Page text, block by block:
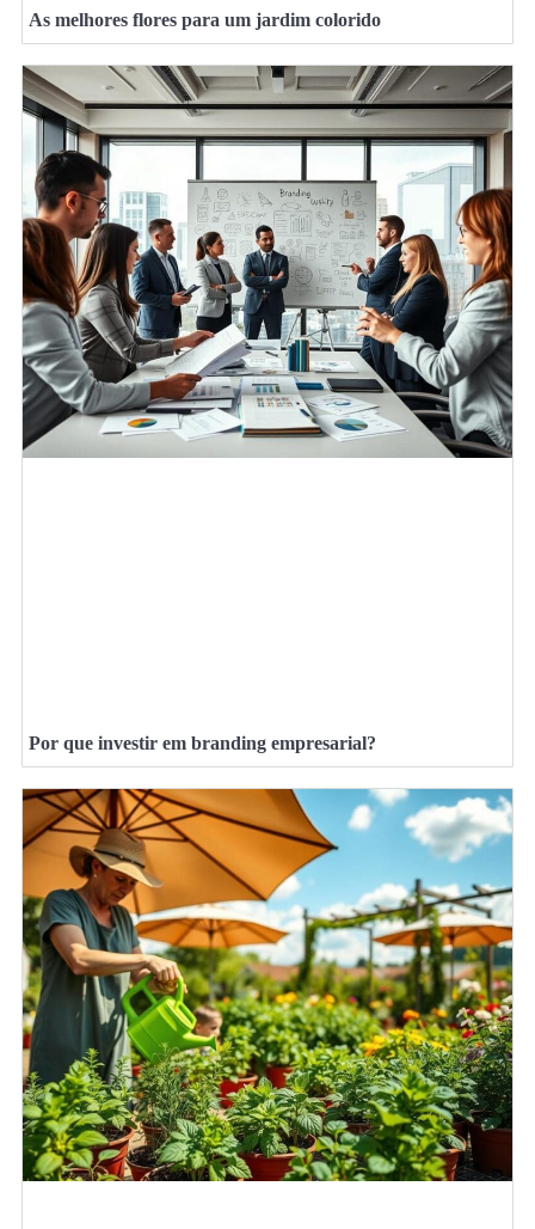
As melhores flores para um jardim colorido
Por que investir em branding empresarial?